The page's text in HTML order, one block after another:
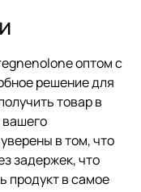
оптом с
решение для
товар в
вашего
в том, что
задержек, что
продукт в самое